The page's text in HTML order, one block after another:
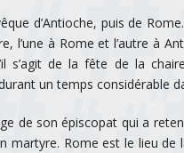
d’Antioche, puis de
l’une à Rome et l’autre à
s’agit de la fête de la
un temps considérable
de son épiscopat qui a
martyre. Rome est le lieu